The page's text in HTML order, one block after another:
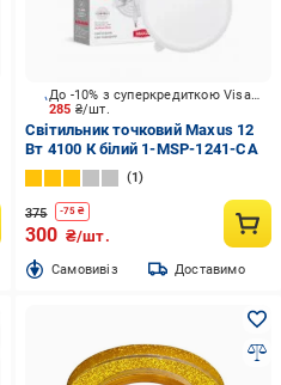
285 ₴/шт.
До -10% з суперкредиткою Visa Вигода
Світильник точковий Maxus 12
Вт 4100 К білий 1-MSP-1241-CA
1
375 -75 ₴
300 ₴/шт.
Cамовивіз Доставимо